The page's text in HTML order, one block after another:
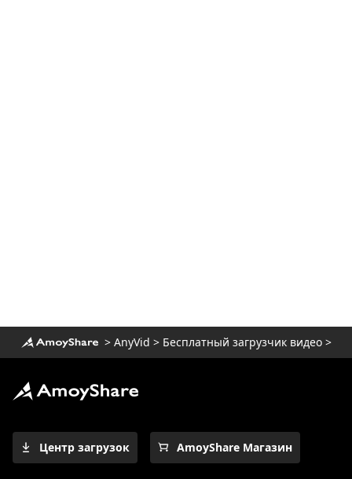
> AnyVid > Бесплатный загрузчик видео>
Центр загрузок AmoyShare Магазин